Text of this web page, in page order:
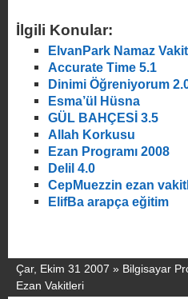
İlgili Konular:
ElvanPark Namaz
Accurate Time 5.1
Dinimi Öğreniyorum
Esma’ül Hüsna
GÜL BAHÇESİ 3.5
Allah Korkusu
Ezan Programı 2008
Delil 4.0
CepMuezzin ezan
ElifBa arapça eğitim
Çar, Ekim 31 2007 » Bilgisayar
Ezan Vakitleri